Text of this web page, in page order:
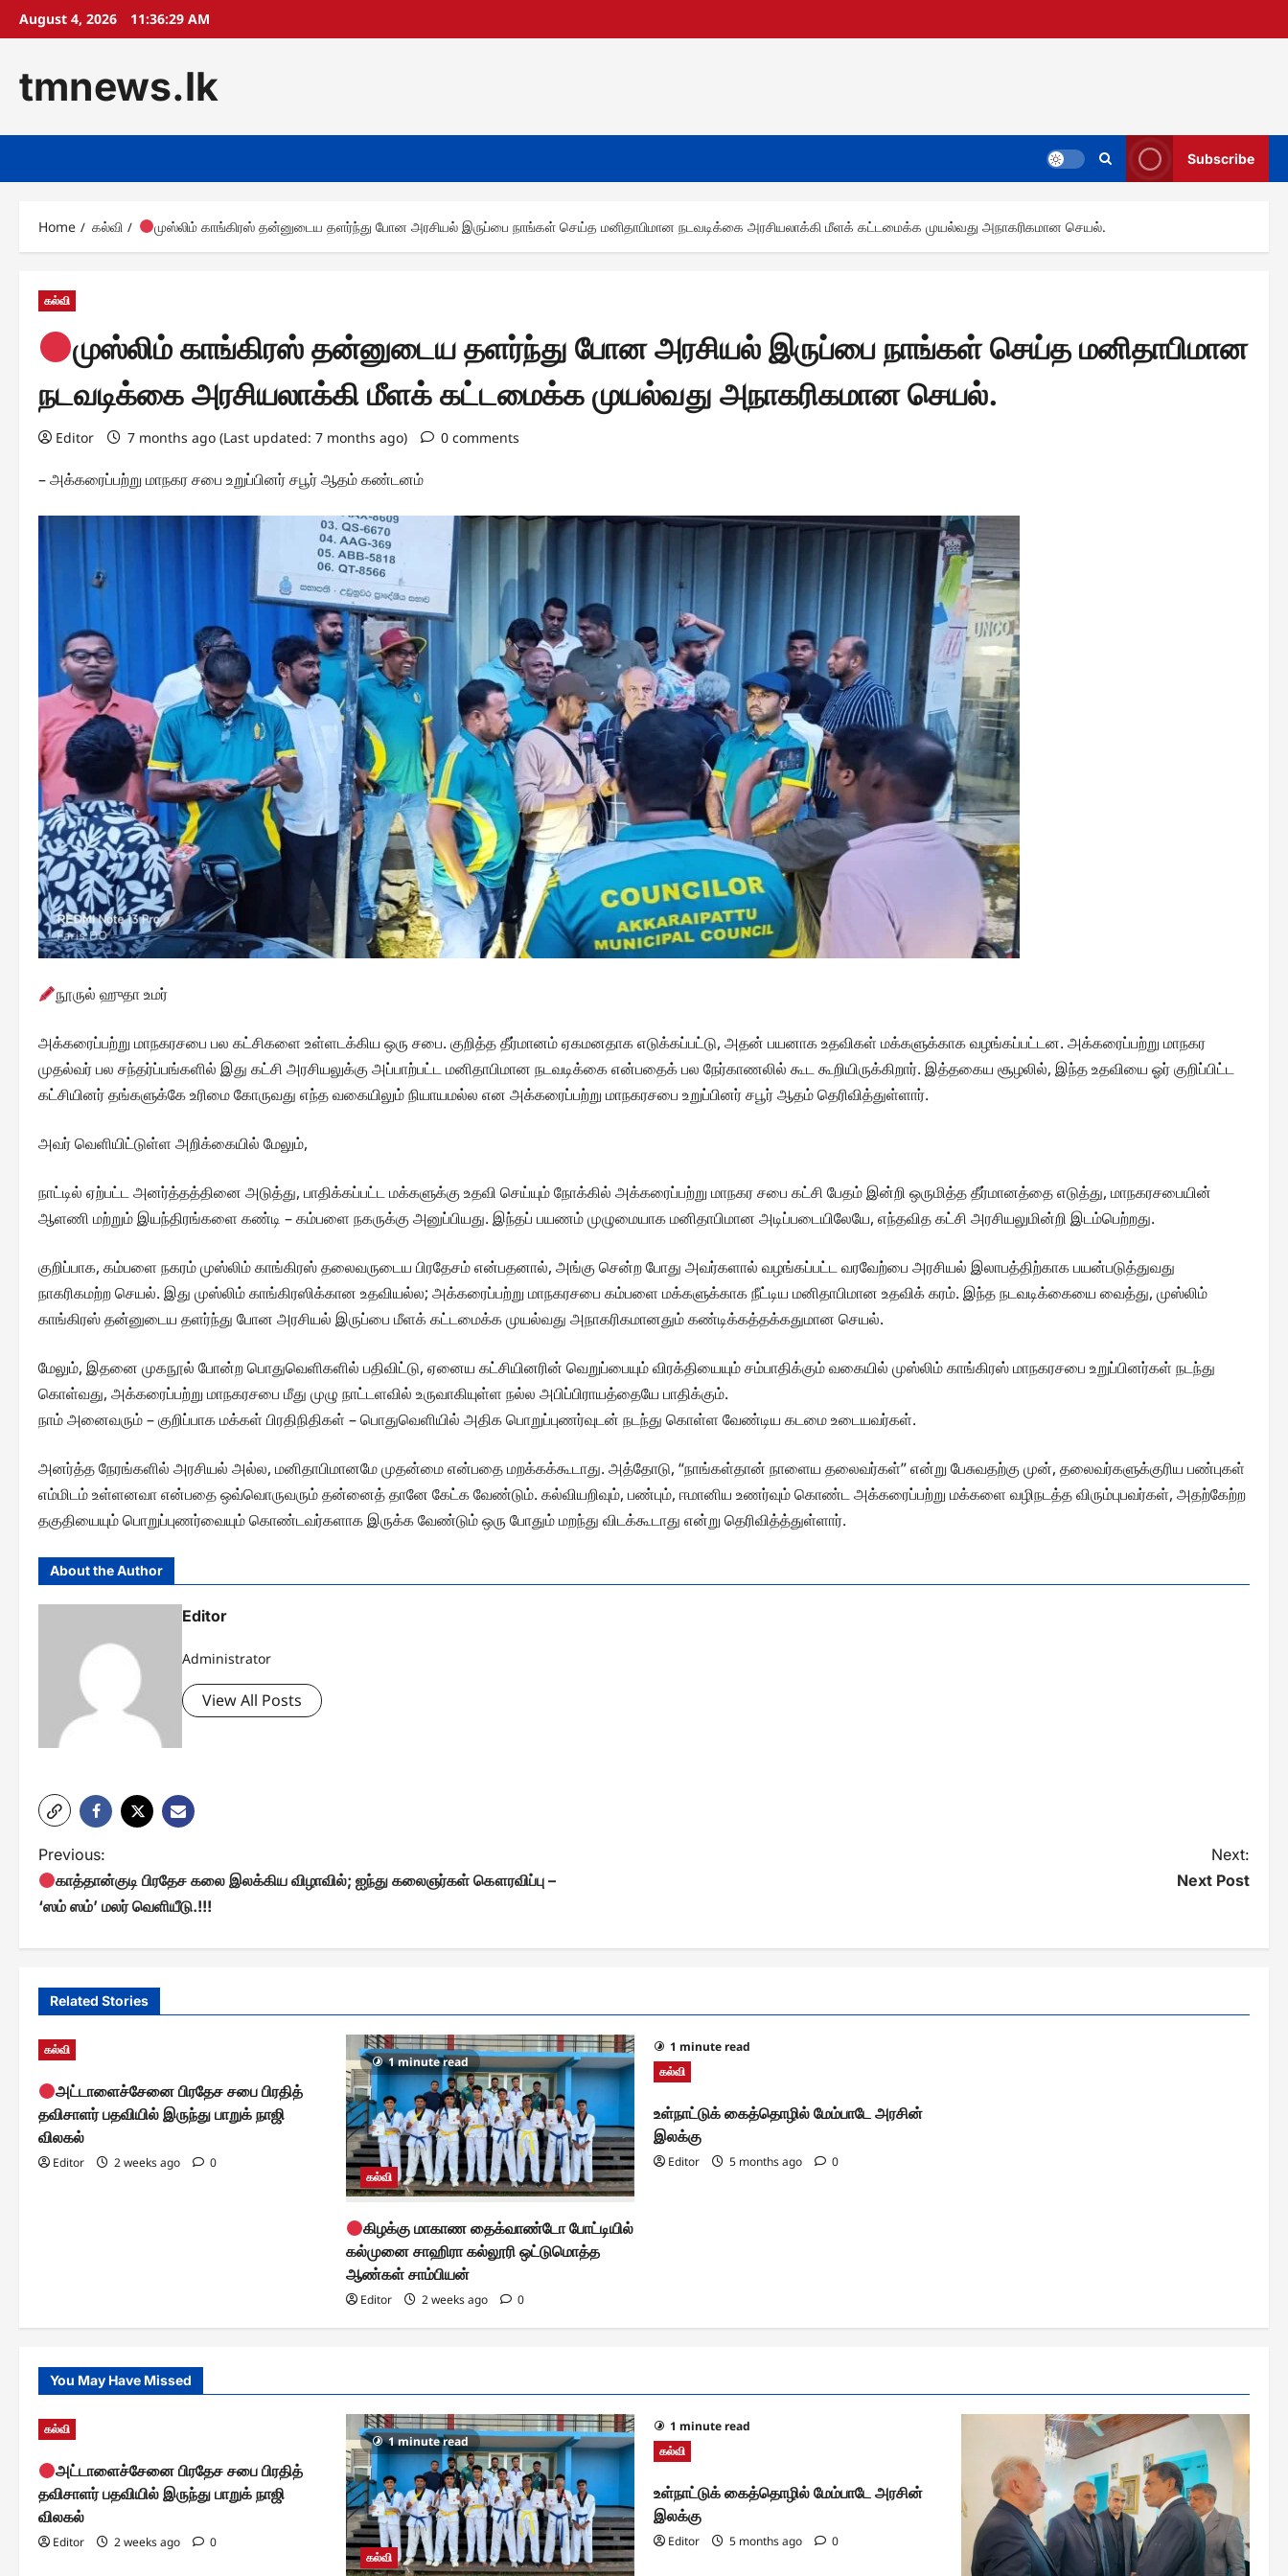
SkipAugust 4, 2026 11:36:30 AM
tmnews.lk
Subscribe
Home கல்வி முஸ்லிம் காங்கிரஸ் தன்னுடைய தளர்ந்து போன அரசியல் இருப்பை நாங்கள் செய்த மனிதாபிமான நடவடிக்கை அரசியலாக்கி மீளக் கட்டமைக்க முயல்வது அநாகரிகமான செயல்.
கல்வி
முஸ்லிம் காங்கிரஸ் தன்னுடைய தளர்ந்து போன அரசியல் இருப்பை நாங்கள் செய்த மனிதாபிமான
நடவடிக்கை அரசியலாக்கி மீளக் கட்டமைக்க முயல்வது அநாகரிகமான செயல்.
Editor 7 months ago (Last updated: 7 months ago) 0 comments
– அக்கரைப்பற்று மாநகர சபை உறுப்பினர் சபூர் ஆதம் கண்டனம்
நூருல் ஹுதா உமர்
அக்கரைப்பற்று மாநகரசபை பல கட்சிகளை உள்ளடக்கிய ஒரு சபை. குறித்த தீர்மானம் ஏகமனதாக எடுக்கப்பட்டு, அதன் பயனாக உதவிகள் மக்களுக்காக வழங்கப்பட்டன. அக்கரைப்பற்று மாநகர
முதல்வர் பல சந்தர்ப்பங்களில் இது கட்சி அரசியலுக்கு அப்பாற்பட்ட மனிதாபிமான நடவடிக்கை என்பதைக் பல நேர்காணலில் கூட கூறியிருக்கிறார். இத்தகைய சூழலில், இந்த உதவியை ஓர் குறிப்பிட்ட
கட்சியினர் தங்களுக்கே உரிமை கோருவது எந்த வகையிலும் நியாயமல்ல என அக்கரைப்பற்று மாநகரசபை உறுப்பினர் சபூர் ஆதம் தெரிவித்துள்ளார்.
அவர் வெளியிட்டுள்ள அறிக்கையில் மேலும்,
நாட்டில் ஏற்பட்ட அனர்த்தத்தினை அடுத்து, பாதிக்கப்பட்ட மக்களுக்கு உதவி செய்யும் நோக்கில் அக்கரைப்பற்று மாநகர சபை கட்சி பேதம் இன்றி ஒருமித்த தீர்மானத்தை எடுத்து, மாநகரசபையின்
ஆளணி மற்றும் இயந்திரங்களை கண்டி – கம்பளை நகருக்கு அனுப்பியது. இந்தப் பயணம் முழுமையாக மனிதாபிமான அடிப்படையிலேயே, எந்தவித கட்சி அரசியலுமின்றி இடம்பெற்றது.
குறிப்பாக, கம்பளை நகரம் முஸ்லிம் காங்கிரஸ் தலைவருடைய பிரதேசம் என்பதனால், அங்கு சென்ற போது அவர்களால் வழங்கப்பட்ட வரவேற்பை அரசியல் இலாபத்திற்காக பயன்படுத்துவது
நாகரிகமற்ற செயல். இது முஸ்லிம் காங்கிரஸிக்கான உதவியல்ல; அக்கரைப்பற்று மாநகரசபை கம்பளை மக்களுக்காக நீட்டிய மனிதாபிமான உதவிக் கரம். இந்த நடவடிக்கையை வைத்து, முஸ்லிம்
காங்கிரஸ் தன்னுடைய தளர்ந்து போன அரசியல் இருப்பை மீளக் கட்டமைக்க முயல்வது அநாகரிகமானதும் கண்டிக்கத்தக்கதுமான செயல்.
மேலும், இதனை முகநூல் போன்ற பொதுவெளிகளில் பதிவிட்டு, ஏனைய கட்சியினரின் வெறுப்பையும் விரக்தியையும் சம்பாதிக்கும் வகையில் முஸ்லிம் காங்கிரஸ் மாநகரசபை உறுப்பினர்கள் நடந்து
கொள்வது, அக்கரைப்பற்று மாநகரசபை மீது முழு நாட்டளவில் உருவாகியுள்ள நல்ல அபிப்பிராயத்தையே பாதிக்கும்.
நாம் அனைவரும் – குறிப்பாக மக்கள் பிரதிநிதிகள் – பொதுவெளியில் அதிக பொறுப்புணர்வுடன் நடந்து கொள்ள வேண்டிய கடமை உடையவர்கள்.
அனர்த்த நேரங்களில் அரசியல் அல்ல, மனிதாபிமானமே முதன்மை என்பதை மறக்கக்கூடாது. அத்தோடு, “நாங்கள்தான் நாளைய தலைவர்கள்” என்று பேசுவதற்கு முன், தலைவர்களுக்குரிய பண்புகள்
எம்மிடம் உள்ளனவா என்பதை ஒவ்வொருவரும் தன்னைத் தானே கேட்க வேண்டும். கல்வியறிவும், பண்பும், ஈமானிய உணர்வும் கொண்ட அக்கரைப்பற்று மக்களை வழிநடத்த விரும்புபவர்கள், அதற்கேற்ற
தகுதியையும் பொறுப்புணர்வையும் கொண்டவர்களாக இருக்க வேண்டும் ஒரு போதும் மறந்து விடக்கூடாது என்று தெரிவித்த்துள்ளார்.
About the Author
Editor
Administrator
View All Posts
P
o
n
v
i
g
a
Previous:
காத்தான்குடி பிரதேச கலை இலக்கிய விழாவில்; ஐந்து கலைஞர்கள் கௌரவிப்பு –
‘ஸம் ஸம்’ மலர் வெளியீடு.!!!
Next:
Next Post
Related Stories
கல்வி
அட்டாளைச்சேனை பிரதேச சபை பிரதித்
தவிசாளர் பதவியில் இருந்து பாறுக் நாஜி
விலகல்
Editor 2 weeks ago 0
1 minute read
கல்வி
கிழக்கு மாகாண தைக்வாண்டோ போட்டியில்
கல்முனை சாஹிரா கல்லூரி ஒட்டுமொத்த
ஆண்கள் சாம்பியன்
Editor 2 weeks ago 0
1 minute read
கல்வி
உள்நாட்டுக் கைத்தொழில் மேம்பாடே அரசின்
இலக்கு
Editor 5 months ago 0
You May Have Missed
கல்வி
அட்டாளைச்சேனை பிரதேச சபை பிரதித்
தவிசாளர் பதவியில் இருந்து பாறுக் நாஜி
விலகல்
Editor 2 weeks ago 0
1 minute read
கல்வி
1 minute read
கல்வி
உள்நாட்டுக் கைத்தொழில் மேம்பாடே அரசின்
இலக்கு
Editor 5 months ago 0